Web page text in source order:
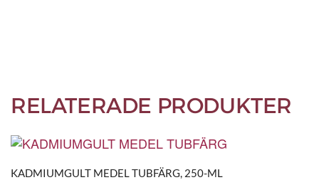
RELATERADE PRODUKTER
KADMIUMGULT MEDEL TUBFÄRG, 250-ML